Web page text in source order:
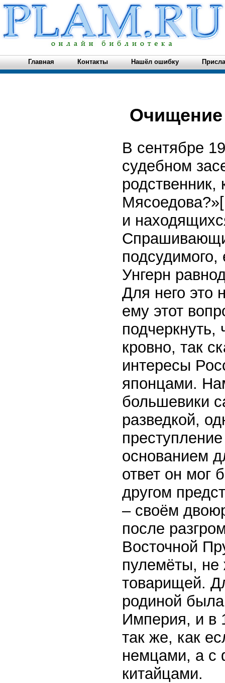
Главная Контакты Нашёл ошибку
Очищение
В сентябре
судебном
Мясоедова?»
и
подсудимого,
Унгерн
Для него это
ему этот
подчеркнуть,
кровно, так
интересы
японцами.
большевики
разведкой,
основанием
ответ он мог
другом
– своём
после
Восточной
пулемёты, не
товарищей.
родиной
Империя, и в
так же, как
немцами, а с
китайцами.